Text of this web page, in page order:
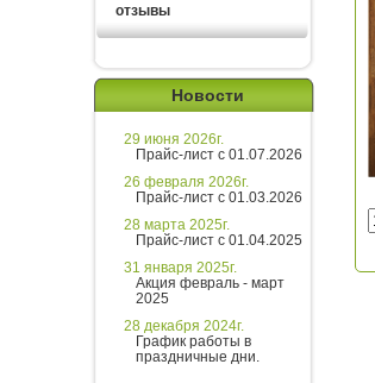
отзывы
Новости
29 июня 2026г.
Прайс-лист с 01.07.2026
26 февраля 2026г.
Прайс-лист с 01.03.2026
28 марта 2025г.
Прайс-лист с 01.04.2025
31 января 2025г.
Акция февраль - март
2025
28 декабря 2024г.
График работы в
праздничные дни.